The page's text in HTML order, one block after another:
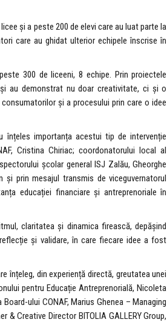
și a peste 200 de elevi care au luat parte la
care au ghidat ulterior echipele înscrise în
300 de liceeni, 8 echipe. Prin proiectele
au demonstrat nu doar creativitate, ci și o
și a procesului prin care o idee
înțeles importanța acestui tip de intervenție
Cristina Chiriac; coordonatorului local al
școlar general ISJ Zalău, Gheorghe
și prin mesajul transmis de viceguvernatorul
educației financiare și antreprenoriale în
claritatea și dinamica firească, depășind
și validare, în care fiecare idee a fost
înțeleg, din experiență directă, greutatea unei
pentru Educație Antreprenorială, Nicoleta
ului CONAF, Marius Ghenea – Managing
& Creative Director BITOLIA GALLERY Group,